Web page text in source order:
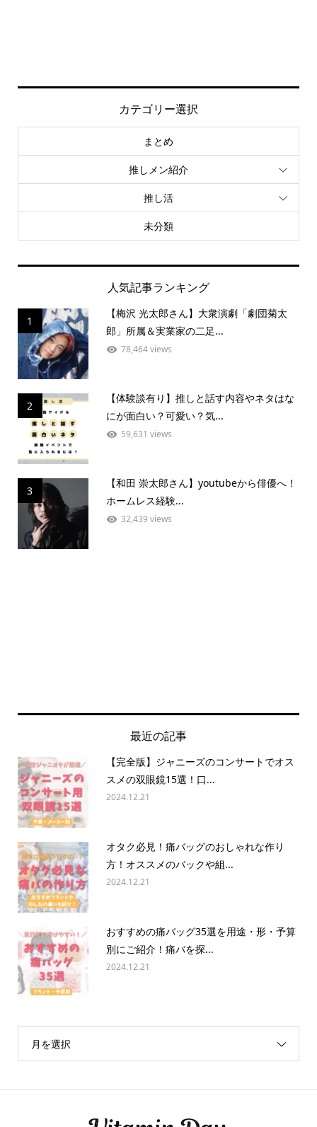
カテゴリー選択
まとめ
推しメン紹介
推し活
未分類
人気記事ランキング
1
【梅沢 光太郎さん】大衆演劇「劇団菊太
郎」所属＆実業家の二足...
78,464 views
2
【体験談有り】推しと話す内容やネタはな
にが面白い？可愛い？気...
59,631 views
3
【和田 崇太郎さん】youtubeから俳優へ！
ホームレス経験...
32,439 views
最近の記事
【完全版】ジャニーズのコンサートでオス
スメの双眼鏡15選！口...
2024.12.21
オタク必見！痛バッグのおしゃれな作り
方！オススメのバックや組...
2024.12.21
おすすめの痛バッグ35選を用途・形・予算
別にご紹介！痛バを探...
2024.12.21
月を選択